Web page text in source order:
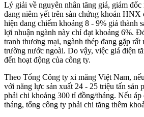
Lý giải về nguyên nhân tăng giá, giám đốc
đang niêm yết trên sàn chứng khoán
hiện đang chiếm khoảng 8 - 9% giá thành
lợi nhuận ngành này chỉ đạt khoảng 6%.
tranh thương mại, ngành thép đang gặp
trường nước ngoài. Do vậy, việc giá điện
đến hoạt động của công ty.
Theo Tổng Công ty xi măng Việt Nam,
với năng lực sản xuất 24 - 25 triệu tấn sản
phải chi khoảng 300 tỉ đồng/tháng. Nếu
tháng, tổng công ty phải chi tăng thêm